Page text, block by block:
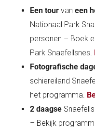
Een tourvaneen
Nationaal Park
personen – Boek
Park Snaefellsnes.
Fotografische
schiereiland
het programma.
2 daagse
– Bekijk